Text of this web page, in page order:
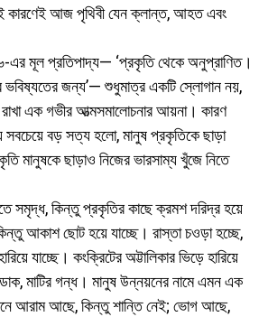
আজ পৃথিবী যেন ক্লান্ত, আহত এবং
এর মূল প্রতিপাদ্য— ‘প্রকৃতি থেকে অনুপ্রাণিত।
জন্য’— শুধুমাত্র একটি স্লোগান নয়,
এক গভীর আত্মসমালোচনার আয়না। কারণ
সবচেয়ে বড় সত্য হলো, মানুষ প্রকৃতিকে ছাড়া
মানুষকে ছাড়াও নিজের ভারসাম্য খুঁজে নিতে
সমৃদ্ধ, কিন্তু প্রকৃতির কাছে ক্রমশ দরিদ্র হয়ে
আকাশ ছোট হয়ে যাচ্ছে। রাস্তা চওড়া হচ্ছে,
যাচ্ছে। কংক্রিটের অট্টালিকার ভিড়ে হারিয়ে
ডাক, মাটির গন্ধ। মানুষ উন্নয়নের নামে এমন এক
আরাম আছে, কিন্তু শান্তি নেই; ভোগ আছে,